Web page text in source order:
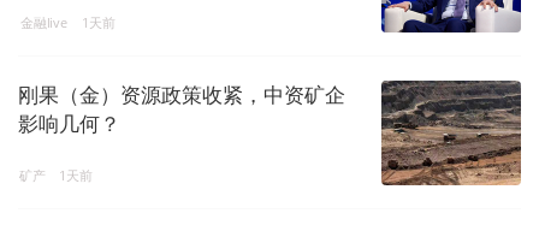
金融live 1天前
刚果（金）资源政策收紧，中资矿企
影响几何？
矿产 1天前